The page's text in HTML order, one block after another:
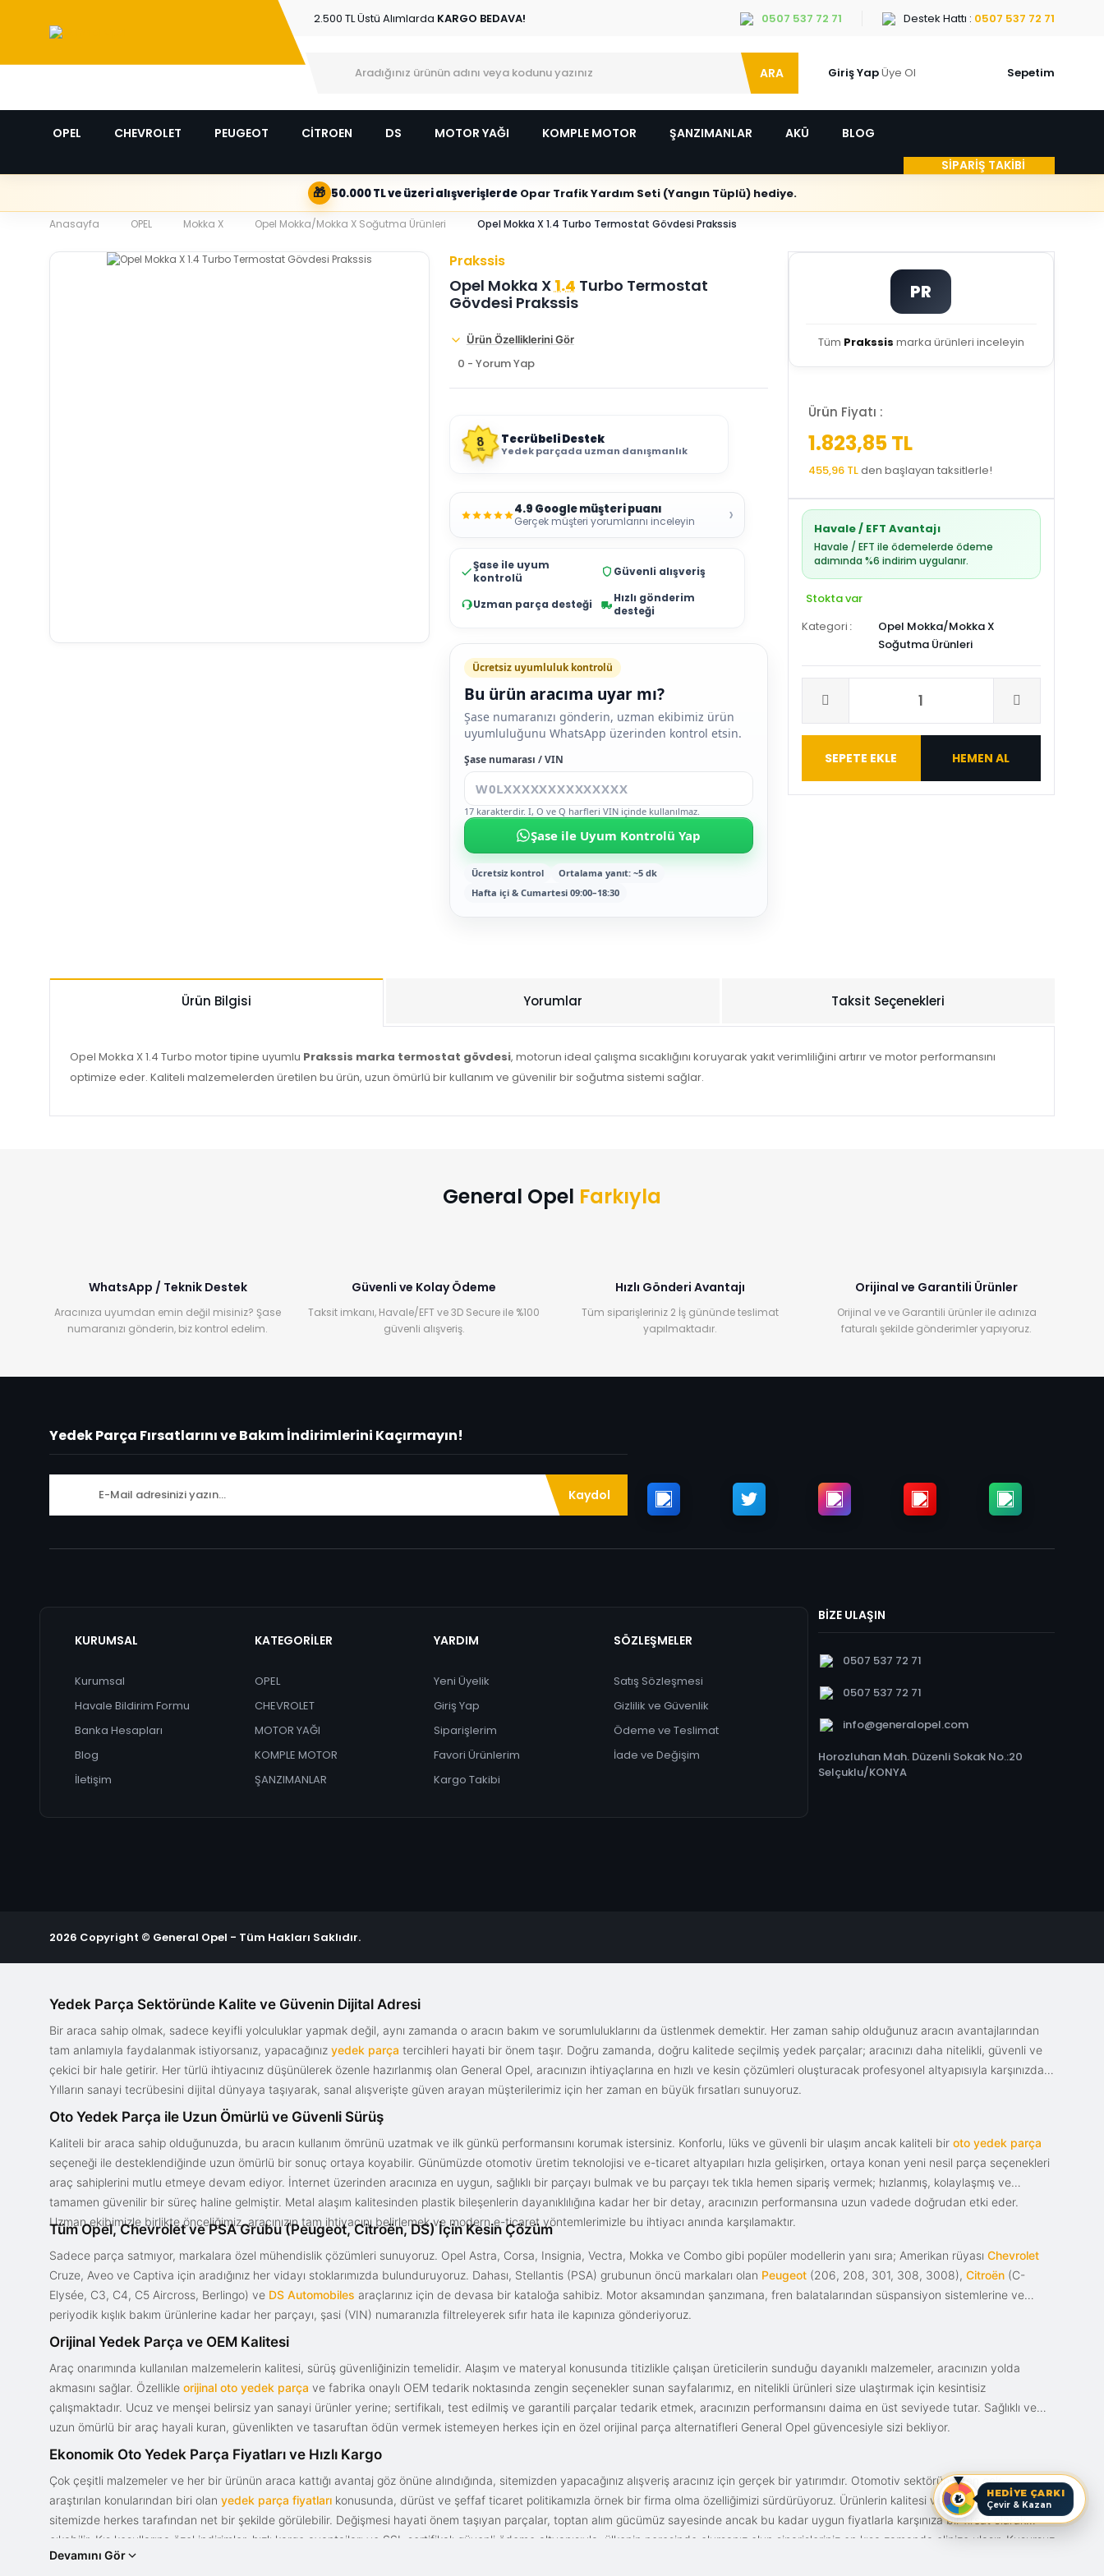
2.500 TL Üstü Alımlarda KARGO BEDAVA! 0507 537 72 71 Destek Hattı : 0507 537 72 71
ARA Giriş YapÜye Ol Sepetim
OPEL CHEVROLET PEUGEOT CİTROEN DS MOTOR YAĞI KOMPLE MOTOR ŞANZIMANLAR AKÜ
BLOG
SİPARİŞ TAKİBİ
🎁 50.000 TL ve üzeri alışverişlerdeOpar Trafik Yardım Seti (Yangın Tüplü) hediye.
Anasayfa OPEL Mokka X Opel Mokka/Mokka X Soğutma Ürünleri Opel Mokka X 1.4 Turbo Termostat Gövdesi Prakssis
Prakssis
Opel Mokka X1.4 Turbo Termostat
Gövdesi Prakssis
Ürün Özelliklerini Gör
0 - Yorum Yap
8
YIL
Tecrübeli Destek
Yedek parçada uzman danışmanlık
4.9 Google müşteri puanı
Gerçek müşteri yorumlarını inceleyin ›
Şase ile uyum
kontrolü
Güvenli alışveriş
Uzman parça desteği
Hızlı gönderim
desteği
Ücretsiz uyumluluk kontrolü
Bu ürün aracıma uyar mı?
Şase numaranızı gönderin, uzman ekibimiz ürün
uyumluluğunu WhatsApp üzerinden kontrol etsin.
Şase numarası / VIN
17 karakterdir. I, O ve Q harfleri VIN içinde kullanılmaz.
Şase ile Uyum Kontrolü Yap
Ücretsiz kontrol
Ortalama yanıt: ~5 dk
Hafta içi & Cumartesi 09:00–18:30
PR
Tüm Prakssis marka ürünleri inceleyin
Ürün Fiyatı :
1.823,85 TL
455,96 TLden başlayan taksitlerle!
Havale / EFT Avantajı
Havale / EFT ile ödemelerde ödeme
adımında %6 indirim uygulanır.
Stokta var
Kategori
Opel Mokka/Mokka X
Soğutma Ürünleri
SEPETE EKLE HEMEN AL
Ürün Bilgisi Yorumlar Taksit Seçenekleri
Opel Mokka X 1.4 Turbo motor tipine uyumlu Prakssis marka termostat gövdesi, motorun ideal çalışma sıcaklığını koruyarak yakıt verimliliğini artırır ve motor performansını
optimize eder. Kaliteli malzemelerden üretilen bu ürün, uzun ömürlü bir kullanım ve güvenilir bir soğutma sistemi sağlar.
General Opel Farkıyla
WhatsApp / Teknik Destek
Aracınıza uyumdan emin değil misiniz? Şase
numaranızı gönderin, biz kontrol edelim.
Güvenli ve Kolay Ödeme
Taksit imkanı, Havale/EFT ve 3D Secure ile %100
güvenli alışveriş.
Hızlı Gönderi Avantajı
Tüm siparişleriniz 2 İş gününde teslimat
yapılmaktadır.
Orijinal ve Garantili Ürünler
Orijinal ve ve Garantili ürünler ile adınıza
faturalı şekilde gönderimler yapıyoruz.
Yedek Parça Fırsatlarını ve Bakım İndirimlerini Kaçırmayın!
Kaydol
KURUMSAL
Kurumsal
Havale Bildirim Formu
Banka Hesapları
Blog
İletişim
KATEGORİLER
OPEL
CHEVROLET
MOTOR YAĞI
KOMPLE MOTOR
ŞANZIMANLAR
YARDIM
Yeni Üyelik
Giriş Yap
Siparişlerim
Favori Ürünlerim
Kargo Takibi
SÖZLEŞMELER
Satış Sözleşmesi
Gizlilik ve Güvenlik
Ödeme ve Teslimat
İade ve Değişim
BİZE ULAŞIN
0507 537 72 71
0507 537 72 71
info@generalopel.com
Horozluhan Mah. Düzenli Sokak No.:20
Selçuklu/KONYA
2026 Copyright © General Opel - Tüm Hakları Saklıdır.
HEDİYE ÇARKI
Çevir & Kazan
Yedek Parça Sektöründe Kalite ve Güvenin Dijital Adresi
Bir araca sahip olmak, sadece keyifli yolculuklar yapmak değil, aynı zamanda o aracın bakım ve sorumluluklarını da üstlenmek demektir. Her zaman sahip olduğunuz aracın avantajlarından
tam anlamıyla faydalanmak istiyorsanız, yapacağınız yedek parça tercihleri hayati bir önem taşır. Doğru zamanda, doğru kalitede seçilmiş yedek parçalar; aracınızı daha nitelikli, güvenli ve
çekici bir hale getirir. Her türlü ihtiyacınız düşünülerek özenle hazırlanmış olan General Opel, aracınızın ihtiyaçlarına en hızlı ve kesin çözümleri oluşturacak profesyonel altyapısıyla karşınızda.
Yılların sanayi tecrübesini dijital dünyaya taşıyarak, sanal alışverişte güven arayan müşterilerimiz için her zaman en büyük fırsatları sunuyoruz.
Oto Yedek Parça ile Uzun Ömürlü ve Güvenli Sürüş
Kaliteli bir araca sahip olduğunuzda, bu aracın kullanım ömrünü uzatmak ve ilk günkü performansını korumak istersiniz. Konforlu, lüks ve güvenli bir ulaşım ancak kaliteli bir oto yedek parça
seçeneği ile desteklendiğinde uzun ömürlü bir sonuç ortaya koyabilir. Günümüzde otomotiv üretim teknolojisi ve e-ticaret altyapıları hızla gelişirken, ortaya konan yeni nesil parça seçenekleri
araç sahiplerini mutlu etmeye devam ediyor. İnternet üzerinden aracınıza en uygun, sağlıklı bir parçayı bulmak ve bu parçayı tek tıkla hemen sipariş vermek; hızlanmış, kolaylaşmış ve
tamamen güvenilir bir süreç haline gelmiştir. Metal alaşım kalitesinden plastik bileşenlerin dayanıklılığına kadar her bir detay, aracınızın performansına uzun vadede doğrudan etki eder.
Uzman ekibimizle birlikte önceliğimiz, aracınızın tam ihtiyacını belirlemek ve modern e-ticaret yöntemlerimizle bu ihtiyacı anında karşılamaktır.
Tüm Opel, Chevrolet ve PSA Grubu (Peugeot, Citroën, DS) İçin Kesin Çözüm
Sadece parça satmıyor, markalara özel mühendislik çözümleri sunuyoruz. Opel Astra, Corsa, Insignia, Vectra, Mokka ve Combo gibi popüler modellerin yanı sıra; Amerikan rüyası Chevrolet
Cruze, Aveo ve Captiva için aradığınız her vidayı stoklarımızda bulunduruyoruz. Dahası, Stellantis (PSA) grubunun öncü markaları olan Peugeot (206, 208, 301, 308, 3008), Citroën (C-
Elysée, C3, C4, C5 Aircross, Berlingo) ve DS Automobiles araçlarınız için de devasa bir kataloğa sahibiz. Motor aksamından şanzımana, fren balatalarından süspansiyon sistemlerine ve
periyodik kışlık bakım ürünlerine kadar her parçayı, şasi (VIN) numaranızla filtreleyerek sıfır hata ile kapınıza gönderiyoruz.
Orijinal Yedek Parça ve OEM Kalitesi
Araç onarımında kullanılan malzemelerin kalitesi, sürüş güvenliğinizin temelidir. Alaşım ve materyal konusunda titizlikle çalışan üreticilerin sunduğu dayanıklı malzemeler, aracınızın yolda
akmasını sağlar. Özellikle orijinal oto yedek parça ve fabrika onaylı OEM tedarik noktasında zengin seçenekler sunan sayfalarımız, en nitelikli ürünleri size ulaştırmak için kesintisiz
çalışmaktadır. Ucuz ve menşei belirsiz yan sanayi ürünler yerine; sertifikalı, test edilmiş ve garantili parçalar tedarik etmek, aracınızın performansını daima en üst seviyede tutar. Sağlıklı ve
uzun ömürlü bir araç hayali kuran, güvenlikten ve tasaruftan ödün vermek istemeyen herkes için en özel orijinal parça alternatifleri General Opel güvencesiyle sizi bekliyor.
Ekonomik Oto Yedek Parça Fiyatları ve Hızlı Kargo
Çok çeşitli malzemeler ve her bir ürünün araca kattığı avantaj göz önüne alındığında, sitemizden yapacağınız alışveriş aracınız için gerçek bir yatırımdır. Otomotiv sektörünün en çok
araştırılan konularından biri olan yedek parça fiyatları konusunda, dürüst ve şeffaf ticaret politikamızla örnek bir firma olma özelliğimizi sürdürüyoruz. Ürünlerin kalitesi ve bunun fiyat karşılığı
sitemizde herkes tarafından net bir şekilde görülebilir. Değişmesi hayati önem taşıyan parçalar, toptan alım gücümüz sayesinde ancak bu kadar uygun fiyatlarla karşınıza bir fırsat olarak
çıkabilir. Kış koşullarına özel indirimler, hızlı kargo avantajları ve SSL sertifikalı güvenli ödeme altyapısıyla; ülkenin neresinde olursanız olun siparişleriniz en kısa zamanda elinize ulaşır. Kusursuz
bir tasarım ve güce sahip olan aracınızın değerini korumak, uygun fiyat avantajıyla parça kalitesini birleştirmek için doğru yerdesiniz.
Devamını Gör